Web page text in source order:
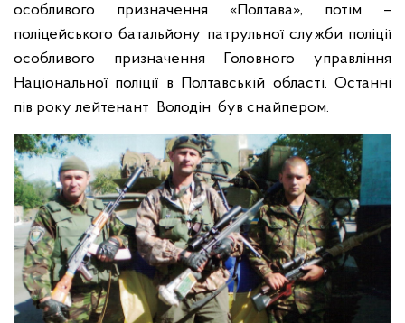
особливого призначення «Полтава», потім –
поліцейського батальйону патрульної служби поліції
особливого призначення Головного управління
Національної поліції в Полтавській області. Останні
пів року лейтенант Володін був снайпером.